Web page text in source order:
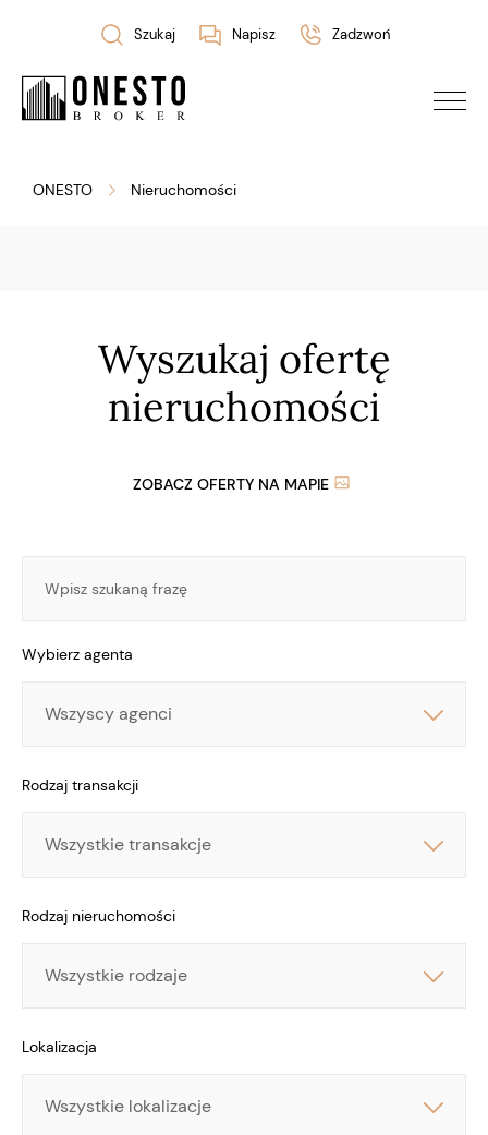
Szukaj Napisz Zadzwoń
ONESTO Nieruchomości
Wyszukaj ofertę
nieruchomości
ZOBACZ OFERTY NA MAPIE
Wybierz agenta
agenta
Rodzaj transakcji
transakcji
Rodzaj nieruchomości
nieruchomości
Lokalizacja